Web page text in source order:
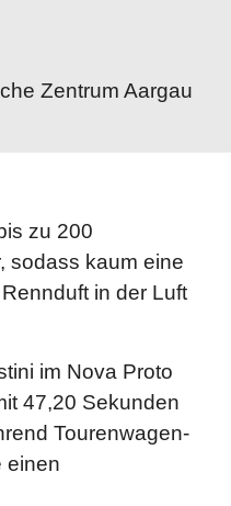
Zentrum Aargau
zu 200
sodass kaum eine
in der Luft
im Nova Proto
47,20 Sekunden
Tourenwagen-
einen